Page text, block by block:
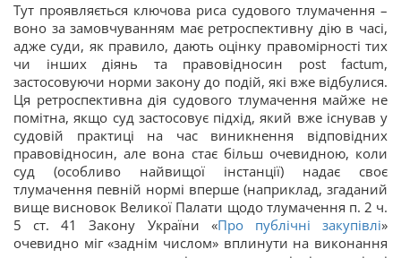
Тут проявляється ключова риса судового тлумачення –
воно за замовчуванням має ретроспективну дію в часі,
адже суди, як правило, дають оцінку правомірності тих
чи інших діянь та правовідносин post factum,
застосовуючи норми закону до подій, які вже відбулися.
Ця ретроспективна дія судового тлумачення майже не
помітна, якщо суд застосовує підхід, який вже існував у
судовій практиці на час виникнення відповідних
правовідносин, але вона стає більш очевидною, коли
суд (особливо найвищої інстанції) надає своє
тлумачення певній нормі вперше (наприклад, згаданий
вище висновок Великої Палати щодо тлумачення п. 2 ч.
5 ст. 41 Закону України «Про публічні закупівлі»
очевидно міг «заднім числом» вплинути на виконання